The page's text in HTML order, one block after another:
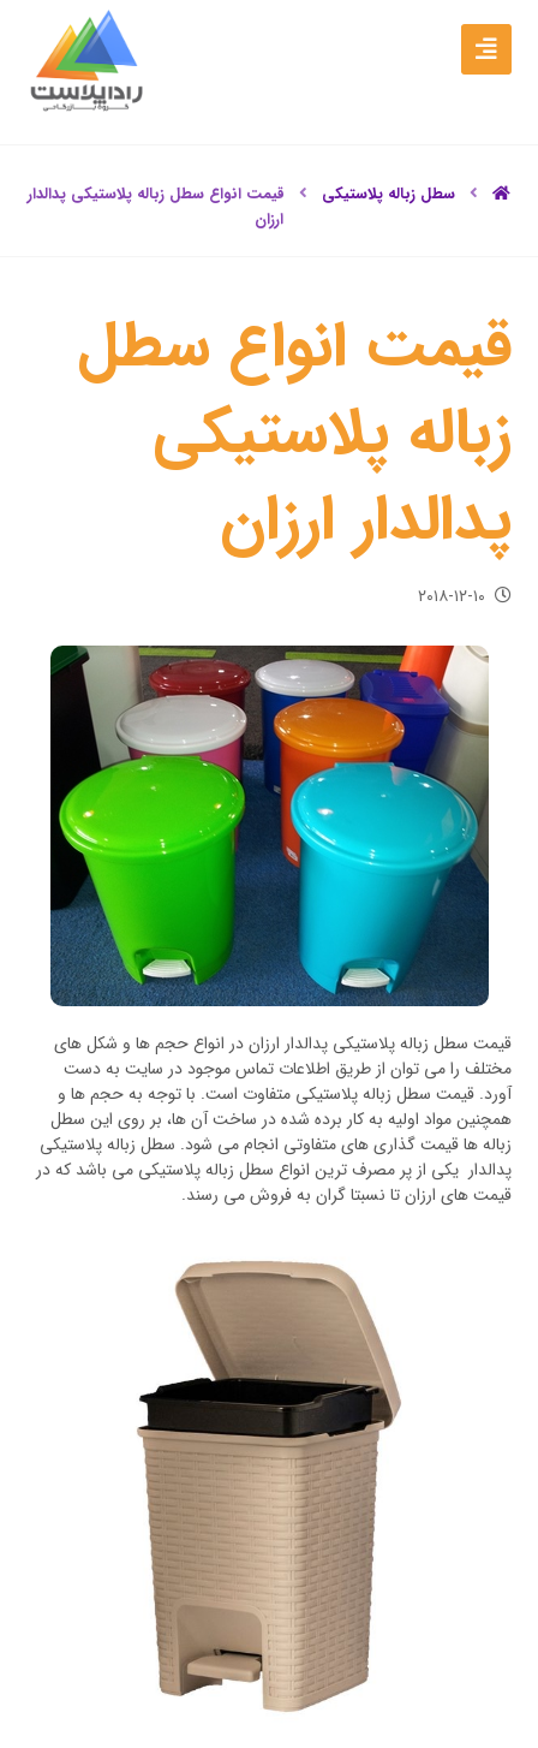
سطل زباله پلاستیکی
قیمت انواع سطل زباله پلاستیکی پدالدار
ارزان
قیمت انواع سطل
زباله پلاستیکی
پدالدار ارزان
۲۰۱۸-۱۲-۱۰
قیمت سطل زباله پلاستیکی پدالدار ارزان در انواع حجم ها و شکل های
مختلف را می توان از طریق اطلاعات تماس موجود در سایت به دست
آورد. قیمت سطل زباله پلاستیکی متفاوت است. با توجه به حجم ها و
همچنین مواد اولیه به کار برده شده در ساخت آن ها، بر روی این سطل
زباله ها قیمت گذاری های متفاوتی انجام می شود. سطل زباله پلاستیکی
پدالدار یکی از پر مصرف ترین انواع سطل زباله پلاستیکی می باشد که در
قیمت های ارزان تا نسبتا گران به فروش می رسند.